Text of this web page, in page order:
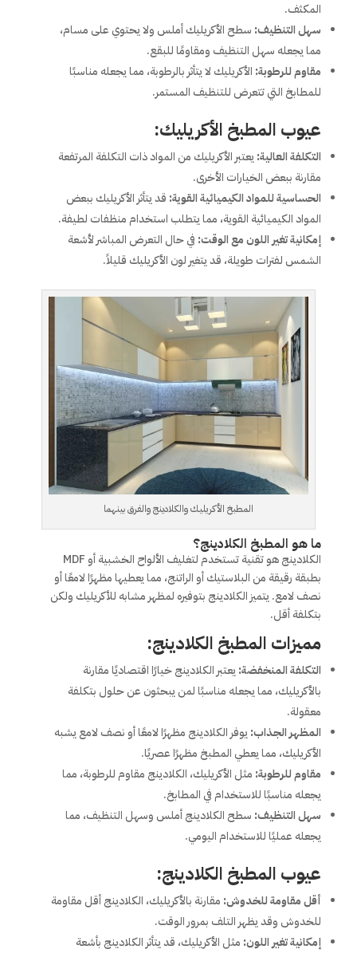
المكثف.
سهل التنظيف: سطح الأكريليك أملس ولا يحتوي على مسام،
مما يجعله سهل التنظيف ومقاومًا للبقع.
مقاوم للرطوبة: الأكريليك لا يتأثر بالرطوبة، مما يجعله مناسبًا
للمطابخ التي تتعرض للتنظيف المستمر.
عيوب المطبخ الأكريليك:
التكلفة العالية: يعتبر الأكريليك من المواد ذات التكلفة المرتفعة
مقارنة ببعض الخيارات الأخرى.
الحساسية للمواد الكيميائية القوية: قد يتأثر الأكريليك ببعض
المواد الكيميائية القوية، مما يتطلب استخدام منظفات لطيفة.
إمكانية تغير اللون مع الوقت: في حال التعرض المباشر لأشعة
الشمس لفترات طويلة، قد يتغير لون الأكريليك قليلاً.
المطبخ الأكريليك والكلادينج والفرق بينهما
ما هو المطبخ الكلادينج؟
الكلادينج هو تقنية تستخدم لتغليف الألواح الخشبية أو MDF
بطبقة رقيقة من البلاستيك أو الراتنج، مما يعطيها مظهرًا لامعًا أو
نصف لامع. يتميز الكلادينج بتوفيره لمظهر مشابه للأكريليك ولكن
بتكلفة أقل.
مميزات المطبخ الكلادينج:
التكلفة المنخفضة: يعتبر الكلادينج خيارًا اقتصاديًا مقارنة
بالأكريليك، مما يجعله مناسبًا لمن يبحثون عن حلول بتكلفة
معقولة.
المظهر الجذاب: يوفر الكلادينج مظهرًا لامعًا أو نصف لامع يشبه
الأكريليك، مما يعطي المطبخ مظهرًا عصريًا.
مقاوم للرطوبة: مثل الأكريليك، الكلادينج مقاوم للرطوبة، مما
يجعله مناسبًا للاستخدام في المطابخ.
سهل التنظيف: سطح الكلادينج أملس وسهل التنظيف، مما
يجعله عمليًا للاستخدام اليومي.
عيوب المطبخ الكلادينج:
أقل مقاومة للخدوش: مقارنة بالأكريليك، الكلادينج أقل مقاومة
للخدوش وقد يظهر التلف بمرور الوقت.
إمكانية تغير اللون: مثل الأكريليك، قد يتأثر الكلادينج بأشعة